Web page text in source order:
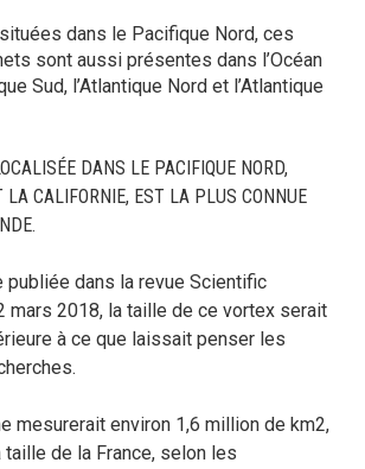
dans le Pacifique Nord, ces
sont aussi présentes dans l’Océan
Sud, l’Atlantique Nord et l’Atlantique
DANS LE PACIFIQUE NORD,
LA CALIFORNIE, EST LA PLUS CONNUE
publiée dans la revue Scientific
mars 2018, la taille de ce vortex serait
à ce que laissait penser les
mesurerait environ 1,6 million de km2,
de la France, selon les